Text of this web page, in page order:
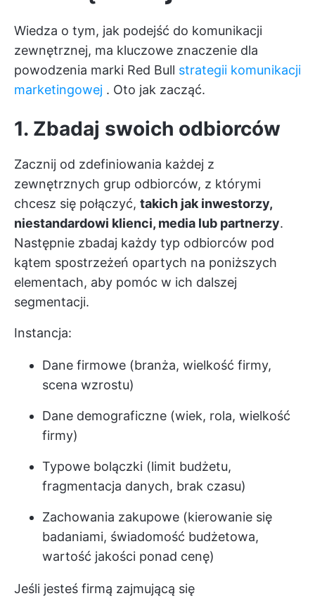
Wiedza o tym, jak podejść do komunikacji
zewnętrznej, ma kluczowe znaczenie dla
powodzenia marki Red Bull strategii komunikacji
marketingowej . Oto jak zacząć.
1. Zbadaj swoich odbiorców
Zacznij od zdefiniowania każdej z
zewnętrznych grup odbiorców, z którymi
chcesz się połączyć, takich jak inwestorzy,
niestandardowi klienci, media lub partnerzy.
Następnie zbadaj każdy typ odbiorców pod
kątem spostrzeżeń opartych na poniższych
elementach, aby pomóc w ich dalszej
segmentacji.
Instancja:
Dane firmowe (branża, wielkość firmy,
scena wzrostu)
Dane demograficzne (wiek, rola, wielkość
firmy)
Typowe bolączki (limit budżetu,
fragmentacja danych, brak czasu)
Zachowania zakupowe (kierowanie się
badaniami, świadomość budżetowa,
wartość jakości ponad cenę)
Jeśli jesteś firmą zajmującą się